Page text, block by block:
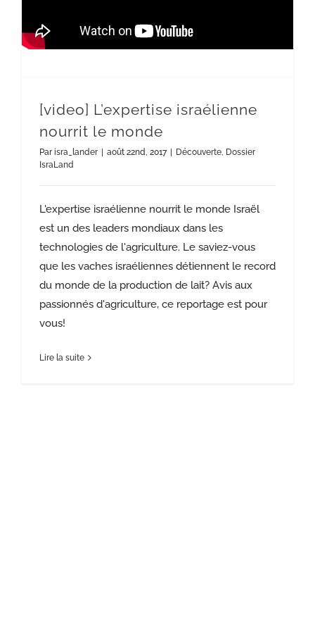
[video] L’expertise israélienne
nourrit le monde
Parisra_lander août 22nd, 2017 Découverte, Dossier
IsraLand
L'expertise israélienne nourrit le monde Israël
est un des leaders mondiaux dans les
technologies de l'agriculture. Le saviez-vous
que les vaches israéliennes détiennent le record
du monde de la production de lait? Avis aux
passionnés d'agriculture, ce reportage est pour
vous!
Lire la suite